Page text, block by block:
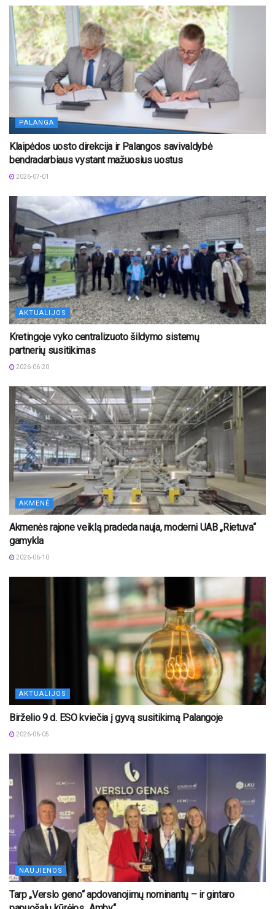
PALANGA
Klaipėdos uosto direkcija ir Palangos savivaldybė
bendradarbiaus vystant mažuosius uostus
2026-07-01
AKTUALIJOS
Kretingoje vyko centralizuoto šildymo sistemų
partnerių susitikimas
2026-06-20
AKMENĖ
Akmenės rajone veiklą pradeda nauja, moderni UAB „Rietuva“
gamykla
2026-06-10
AKTUALIJOS
Birželio 9 d. ESO kviečia į gyvą susitikimą Palangoje
2026-06-05
NAUJIENOS
Tarp „Verslo geno“ apdovanojimų nominantų – ir gintaro